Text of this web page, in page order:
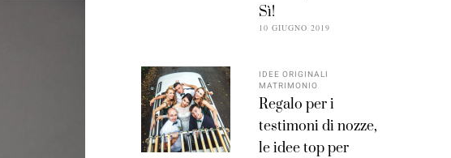
Sì!
10 GIUGNO 2019
IDEE ORIGINALI
MATRIMONIO
Regalo per i
testimoni di nozze,
le idee top per